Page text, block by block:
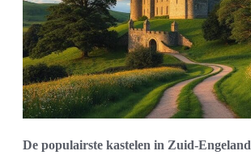
De populairste kastelen in Zuid-Engeland